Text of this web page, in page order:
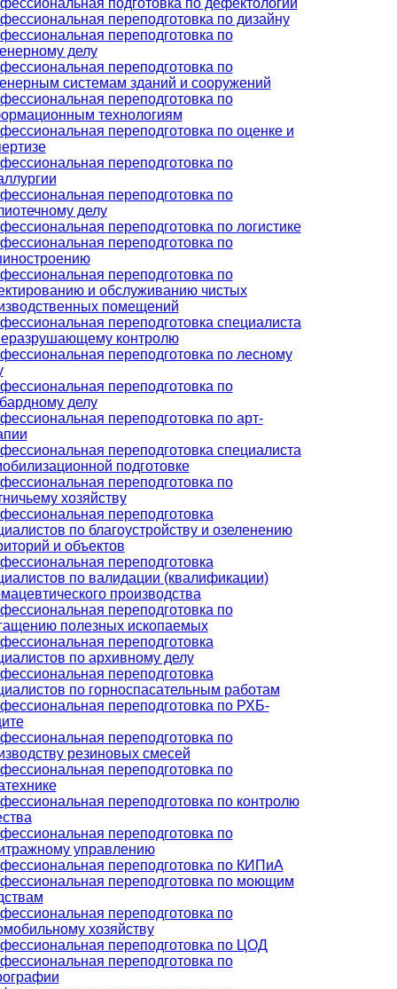
переподготовка по дизайну
переподготовка по
делу
переподготовка по
системам зданий и сооружений
переподготовка по
технологиям
переподготовка по оценке и
переподготовка по
переподготовка по
делу
переподготовка по логистике
переподготовка по
переподготовка по
и обслуживанию чистых
помещений
переподготовка специалиста
контролю
переподготовка по лесному
переподготовка по
делу
переподготовка по арт-
переподготовка специалиста
подготовке
переподготовка по
хозяйству
переподготовка
по благоустройству и озеленению
и объектов
переподготовка
по валидации (квалификации)
производства
переподготовка по
полезных ископаемых
переподготовка
по архивному делу
переподготовка
по горноспасательным работам
переподготовка по РХБ-
переподготовка по
резиновых смесей
переподготовка по
переподготовка по контролю
переподготовка по
управлению
переподготовка по КИПиА
переподготовка по моющим
переподготовка по
хозяйству
переподготовка по ЦОД
переподготовка по